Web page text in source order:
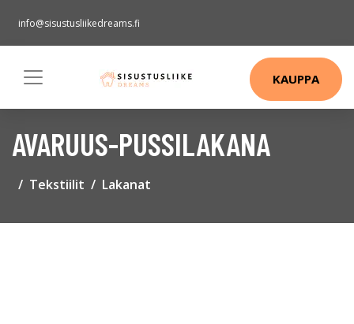
info@sisustusliikedreams.fi
KAUPPA
AVARUUS-PUSSILAKANA
Tekstiilit Lakanat